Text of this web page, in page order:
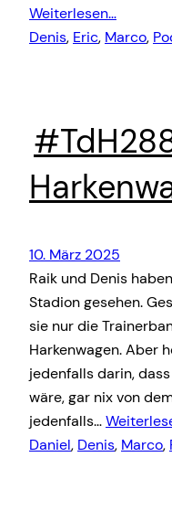
Weiterlesen…
Denis, Eric, Marco,
10. März 2025
Raik und Denis
Stadion gesehen.
sie nur die
Harkenwagen. Aber
jedenfalls darin,
wäre, gar nix von
jedenfalls…
Daniel, Denis, Marco,